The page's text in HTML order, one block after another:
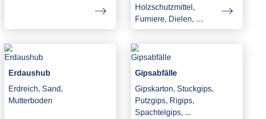
Holzschutzmittel,
Furniere, Dielen, …
Erdaushub
Erdreich, Sand,
Mutterboden
Gipsabfälle
Gipskarton, Stuckgips,
Putzgips, Rigips,
Spachtelgips, ...